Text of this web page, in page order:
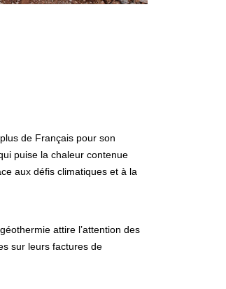
de Français pour son
puise la chaleur contenue
aux défis climatiques et à la
attire l’attention des
sur leurs factures de